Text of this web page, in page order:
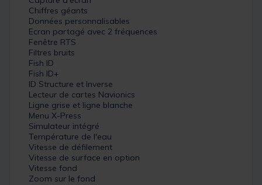
Chiffres géants
Données personnalisables
Ecran partagé avec 2 fréquences
Fenêtre RTS
Filtres bruits
Fish ID
Fish ID+
ID Structure et Inverse
Lecteur de cartes Navionics
Ligne grise et ligne blanche
Menu X-Press
Simulateur intégré
Température de l'eau
Vitesse de défilement
Vitesse de surface en option
Vitesse fond
Zoom sur le fond